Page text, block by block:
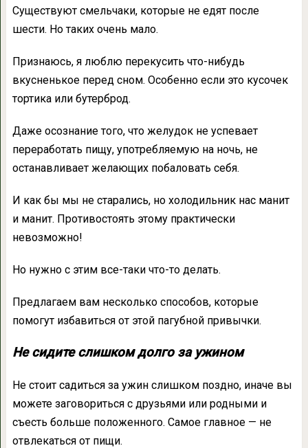
Существуют смельчаки, которые не едят после
шести. Но таких очень мало.
Признаюсь, я люблю перекусить что-нибудь
вкусненькое перед сном. Особенно если это кусочек
тортика или бутерброд.
Даже осознание того, что желудок не успевает
переработать пищу, употребляемую на ночь, не
останавливает желающих побаловать себя.
И как бы мы не старались, но холодильник нас манит
и манит. Противостоять этому практически
невозможно!
Но нужно с этим все-таки что-то делать.
Предлагаем вам несколько способов, которые
помогут избавиться от этой пагубной привычки.
Не сидите слишком долго за ужином
Не стоит садиться за ужин слишком поздно, иначе вы
можете заговориться с друзьями или родными и
съесть больше положенного. Самое главное — не
отвлекаться от пищи.